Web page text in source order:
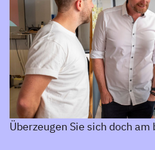
Überzeugen Sie sich doch